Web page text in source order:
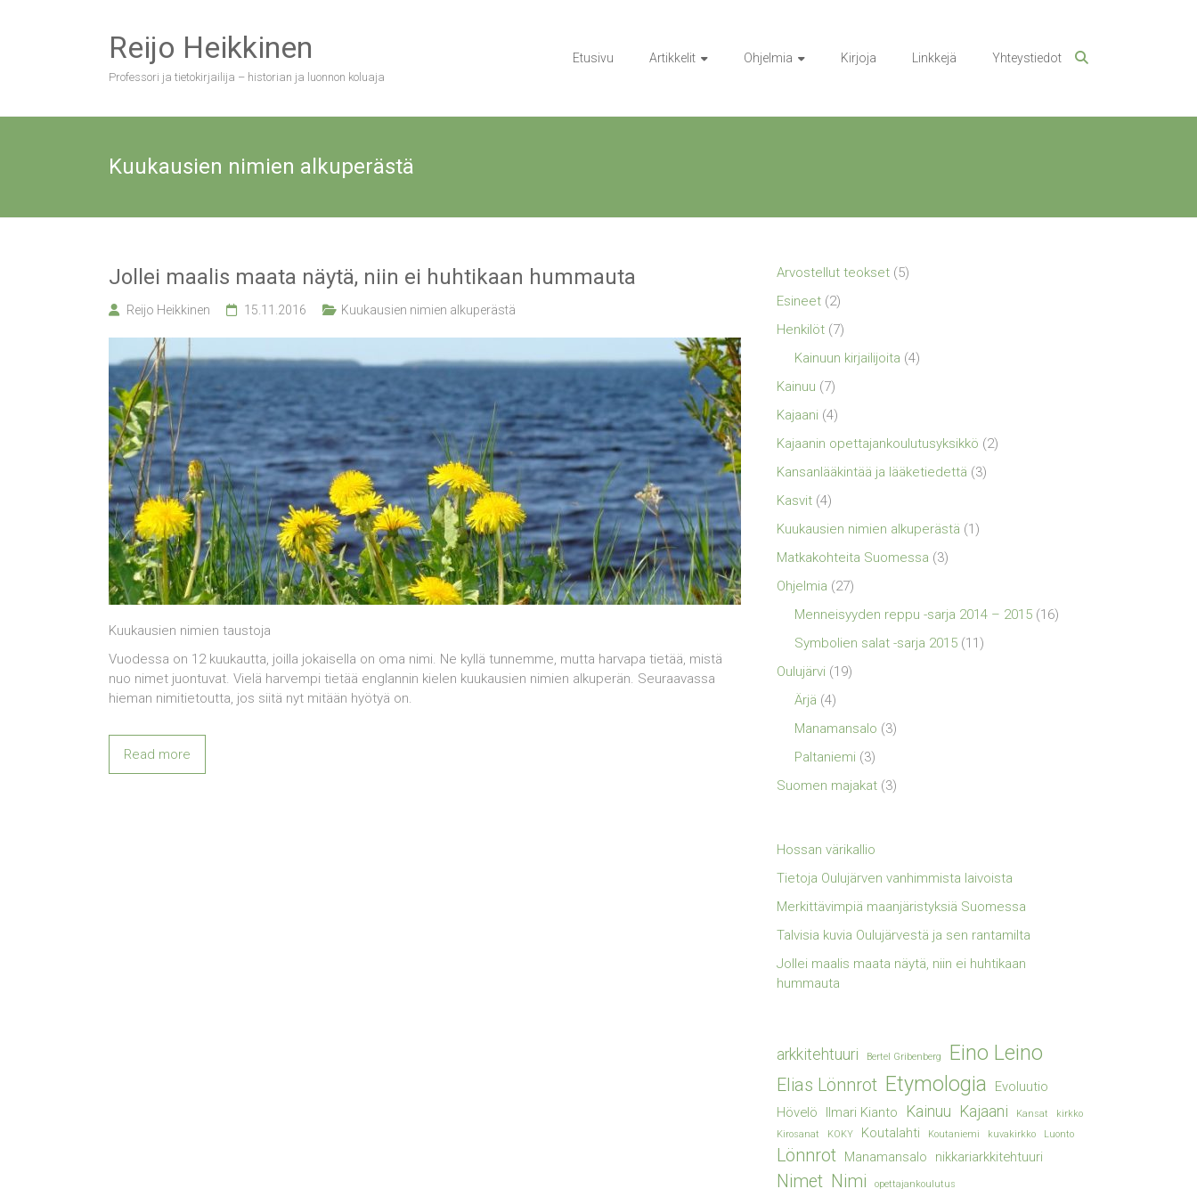
Reijo Heikkinen
Professori ja tietokirjailija – historian ja luonnon koluaja
Etusivu Artikkelit Ohjelmia Kirjoja Linkkejä Yhteystiedot
Kuukausien nimien alkuperästä
Jollei maalis maata näytä, niin ei huhtikaan hummauta
Reijo Heikkinen 15.11.2016 Kuukausien nimien alkuperästä
Kuukausien nimien taustoja
Vuodessa on 12 kuukautta, joilla jokaisella on oma nimi. Ne kyllä tunnemme, mutta harvapa tietää, mistä
nuo nimet juontuvat. Vielä harvempi tietää englannin kielen kuukausien nimien alkuperän. Seuraavassa
hieman nimitietoutta, jos siitä nyt mitään hyötyä on.
Read more
Arvostellut teokset (5)
Esineet (2)
Henkilöt (7)
Kainuun kirjailijoita (4)
Kainuu (7)
Kajaani (4)
Kajaanin opettajankoulutusyksikkö (2)
Kansanlääkintää ja lääketiedettä (3)
Kasvit (4)
Kuukausien nimien alkuperästä (1)
Matkakohteita Suomessa (3)
Ohjelmia (27)
Menneisyyden reppu -sarja 2014 – 2015 (16)
Symbolien salat -sarja 2015 (11)
Oulujärvi (19)
Ärjä (4)
Manamansalo (3)
Paltaniemi (3)
Suomen majakat (3)
Hossan värikallio
Tietoja Oulujärven vanhimmista laivoista
Merkittävimpiä maanjäristyksiä Suomessa
Talvisia kuvia Oulujärvestä ja sen rantamilta
Jollei maalis maata näytä, niin ei huhtikaan
hummauta
arkkitehtuuri Bertel Gribenberg Eino Leino
Elias Lönnrot Etymologia
Evoluutio
Hövelö
Ilmari Kianto Kainuu Kajaani Kansat
kirkko
Kirosanat
KOKY Koutalahti Koutaniemi kuvakirkko Luonto
Lönnrot Manamansalo nikkariarkkitehtuuri
Nimet Nimi opettajankoulutus